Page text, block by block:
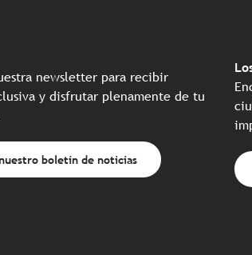
newsletter para recibir
y disfrutar plenamente de tu
boletín de noticias